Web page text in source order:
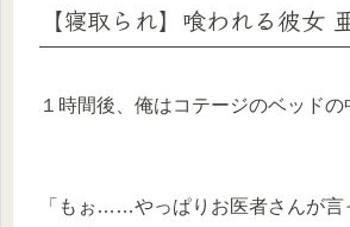
【寝取られ】喰われる彼女
１時間後、俺はコテージのベッドの
「もぉ……やっぱりお医者さんが言